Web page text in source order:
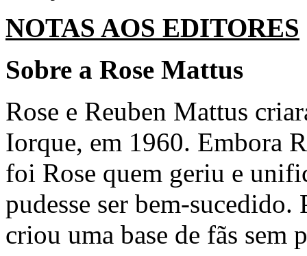
NOTAS AOS EDITORES
Sobre a Rose Mattus
Rose e Reuben Mattus
Iorque, em 1960. Embora
foi Rose quem geriu e
pudesse ser bem-
criou uma base de fãs sem